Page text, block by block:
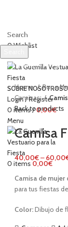
Search
0Wishlist
SOBRE NOSOTROS
Login / Register
0 items/ 0,00€
Menu
0 items 0,00€
Click to enlarge
Home
Ropa
Camisas
Back to products
Camisa
40,00€– 60,00
Camisa de mujer
para tus fiestas
Color:Dibujo de
Start typing to see